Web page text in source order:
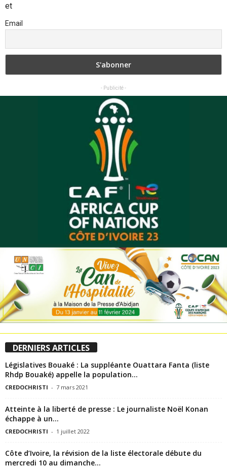
et
Email
- Publicité -
DERNIERS ARTICLES
Législatives Bouaké : La suppléante Ouattara Fanta (liste
Rhdp Bouaké) appelle la population...
CREDOCHRISTI - 7 mars 2021
Atteinte à la liberté de presse : Le journaliste Noël Konan
échappe à un...
CREDOCHRISTI - 1 juillet 2022
Côte d’Ivoire, la révision de la liste électorale débute du
mercredi 10 au dimanche...